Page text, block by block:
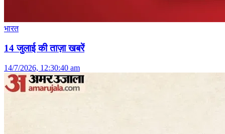
भारत
14 जुलाई की ताज़ा खबरें
14/7/2026, 12:30:40 am